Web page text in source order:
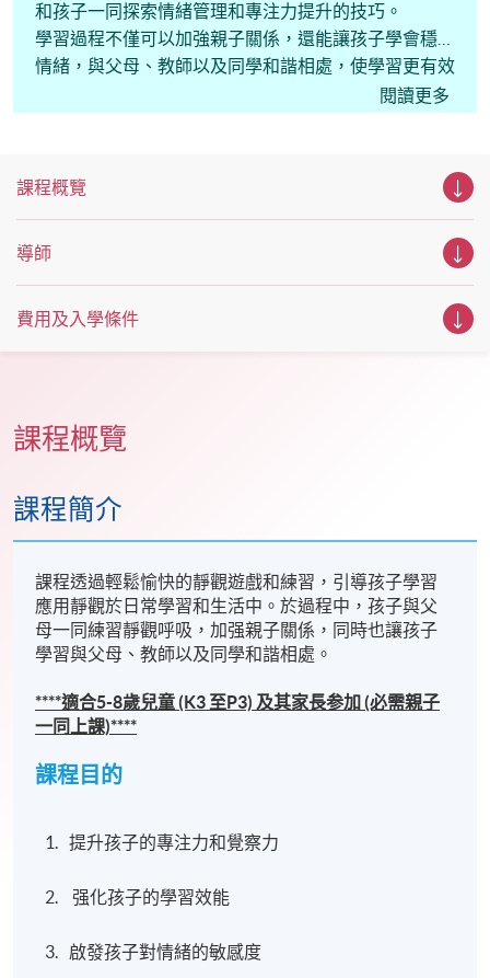
和孩子一同探索情緒管理和專注力提升的技巧。
學習過程不僅可以加強親子關係，還能讓孩子學會穩定
情緒，與父母、教師以及同學和諧相處，使學習更有效
閱讀更多
課程概覽
導師
費用及入學條件
課程概覽
課程簡介
課程透過輕鬆愉快的靜觀遊戲和練習，引導孩子學習
應用靜觀於日常學習和生活中。於過程中，孩子與父
母一同練習靜觀呼吸，加强親子關係，同時也讓孩子
學習與父母、教師以及同學和諧相處。
****適合5-8歲兒童 (K3 至P3) 及其家長参加 (必需親子
一同上課)****
課程目的
提升孩子的專注力和覺察力
强化孩子的學習效能
啟發孩子對情緒的敏感度